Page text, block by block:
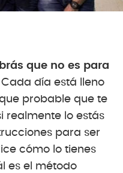
que no es para
Cada día está lleno
probable que te
realmente lo estás
para ser
cómo lo tienes
es el método